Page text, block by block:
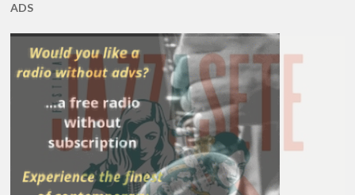
ADS